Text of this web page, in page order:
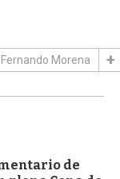
Fernando Morena
de